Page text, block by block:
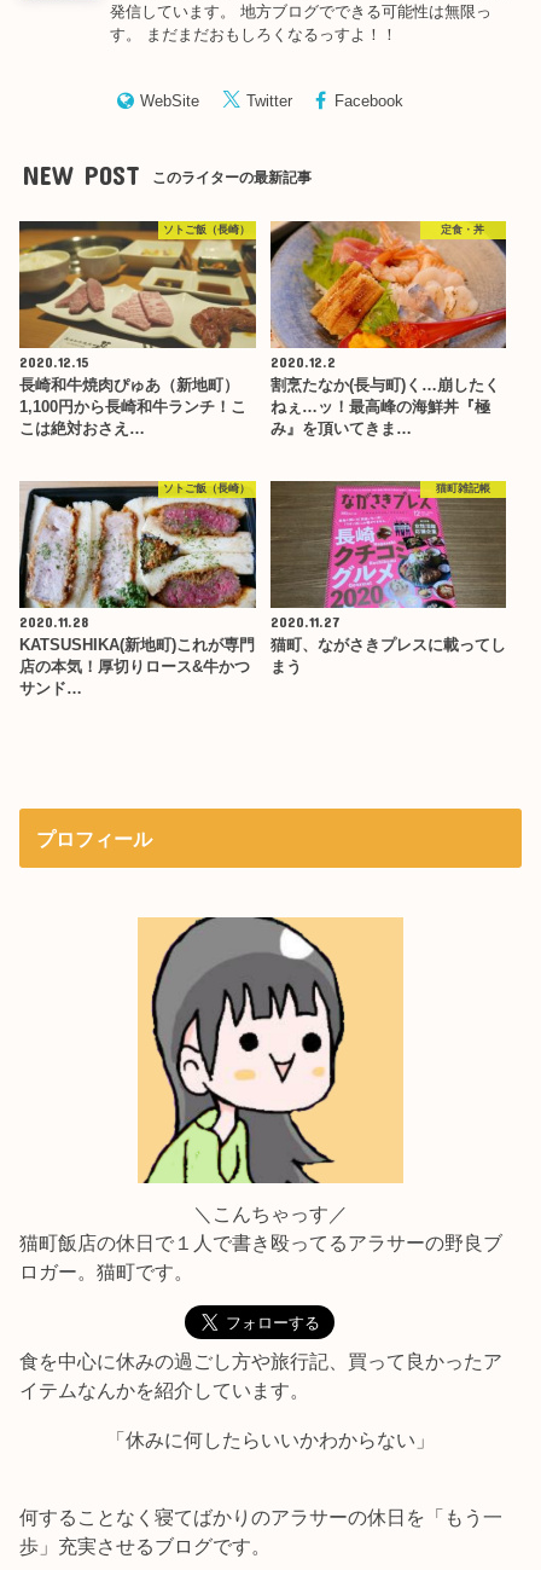
発信しています。 地方ブログでできる可能性は無限っ
す。 まだまだおもしろくなるっすよ！！
WebSite Twitter Facebook
NEW POST このライターの最新記事
ソトご飯（長崎）
2020.12.15
長崎和牛焼肉ぴゅあ（新地町）
1,100円から長崎和牛ランチ！こ
こは絶対おさえ…
定食・丼
2020.12.2
割烹たなか(長与町)く…崩したく
ねぇ…ッ！最高峰の海鮮丼『極
み』を頂いてきま…
ソトご飯（長崎）
2020.11.28
KATSUSHIKA(新地町)これが専門
店の本気！厚切りロース&牛かつ
サンド…
猫町雑記帳
2020.11.27
猫町、ながさきプレスに載ってし
まう
プロフィール
＼こんちゃっす／
猫町飯店の休日で１人で書き殴ってるアラサーの野良ブ
ロガー。猫町です。
食を中心に休みの過ごし方や旅行記、買って良かったア
イテムなんかを紹介しています。
「休みに何したらいいかわからない」
何することなく寝てばかりのアラサーの休日を「もう一
歩」充実させるブログです。